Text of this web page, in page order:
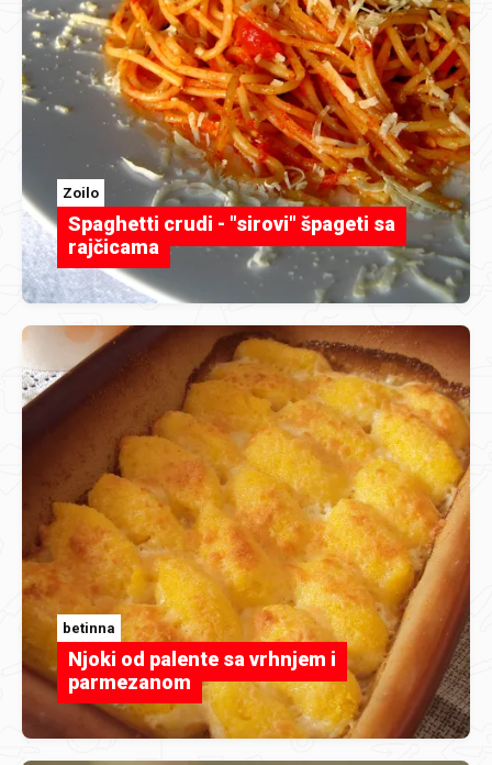
Zoilo
Spaghetti crudi - "sirovi" špageti sa
rajčicama
betinna
Njoki od palente sa vrhnjem i
parmezanom